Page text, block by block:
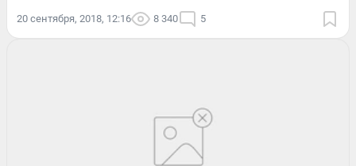
20 сентября, 2018, 12:16 8 340 5